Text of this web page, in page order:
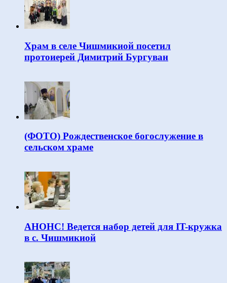
Храм в селе Чишмикиой посетил
протоиерей Димитрий Бургуван
(ФОТО) Рождественское богослужение в
сельском храме
АНОНС! Ведется набор детей для IT-кружка
в с. Чишмикиой